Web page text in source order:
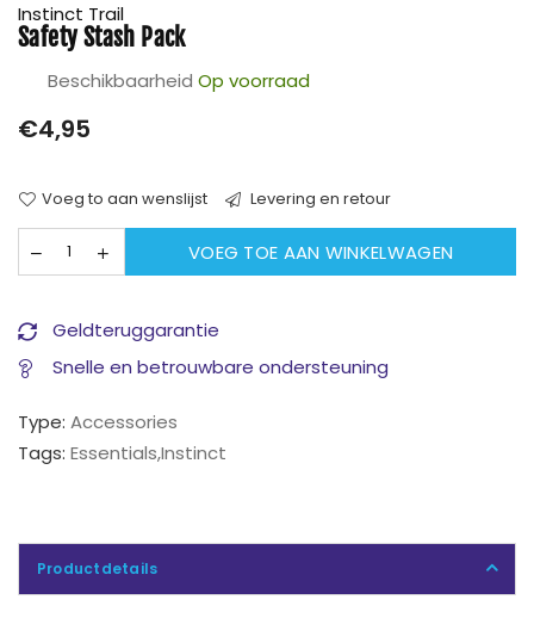
Instinct Trail
Safety Stash Pack
Beschikbaarheid Op voorraad
Prijs
€4,95
Voeg to aan wenslijst Levering en retour
VOEG TOE AAN WINKELWAGEN
Geldteruggarantie
Snelle en betrouwbare ondersteuning
Type: Accessories
Tags: Essentials,Instinct
Productdetails